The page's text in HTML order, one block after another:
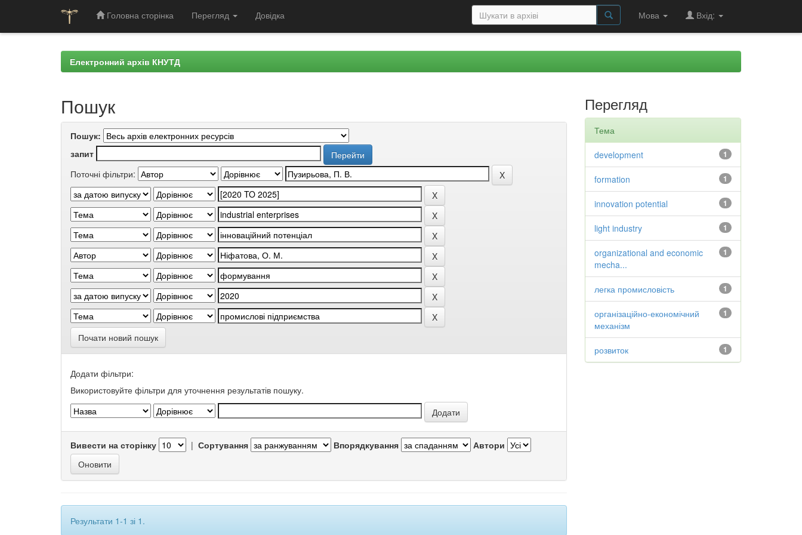
Головна сторінка Перегляд Довідка Мова Вхід:
Електронний архів КНУТД
Пошук
Пошук:
запит
Поточні фільтри:
Почати новий пошук
Додати фільтри:
Використовуйте фільтри для уточнення результатів пошуку.
Вивести на сторінку | Сортування Впорядкування Автори
Результати 1-1 зі 1.
Перегляд
Тема
1
development
1
formation
1
innovation potential
1
light industry
1
organizational and economic
mecha...
1
легка промисловість
1
організаційно-економічний
механізм
1
розвиток